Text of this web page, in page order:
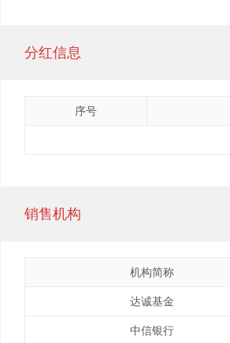
分红信息
序号
销售机构
机构简称
达诚基金
中信银行